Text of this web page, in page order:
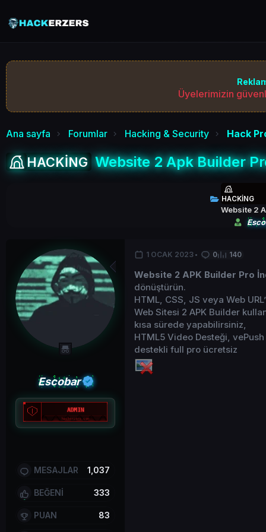
Üyelerimizin
Ana sayfa Forumlar Hacking & Security Hack
HACKİNG Website 2 Apk Builder
HACKİNG
Website 2
Escobar
MESAJLAR 1,037
BEĞENİ 333
PUAN 83
1 OCAK 2023 0 140
Website 2 APK Builder Pro
dönüştürün.
HTML, CSS, JS veya Web
Web Sitesi 2 APK Builder
kısa sürede yapabilirsiniz,
HTML5 Video Desteği,
destekli full pro ücretsiz